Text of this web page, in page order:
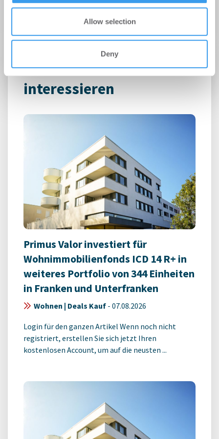
Allow selection
Deny
Das könnte Dich auch
interessieren
Primus Valor investiert für
Wohnimmobilienfonds ICD 14 R+ in
weiteres Portfolio von 344 Einheiten
in Franken und Unterfranken
Wohnen | Deals Kauf - 07.08.2026
Login für den ganzen Artikel Wenn noch nicht
registriert, erstellen Sie sich jetzt Ihren
kostenlosen Account, um auf die neusten ...